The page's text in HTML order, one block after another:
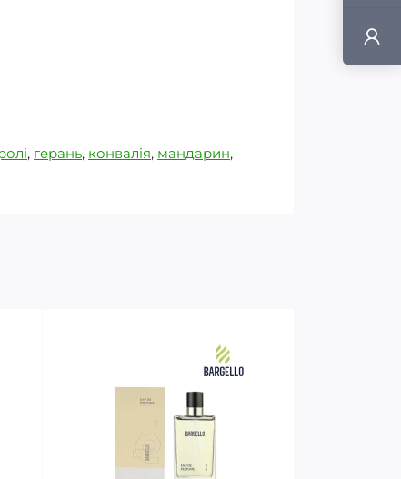
, герань, конвалія, мандарин,